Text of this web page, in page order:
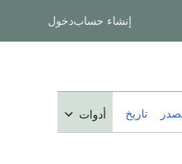
إنشاء حسابدخول
تاريخ أدوات